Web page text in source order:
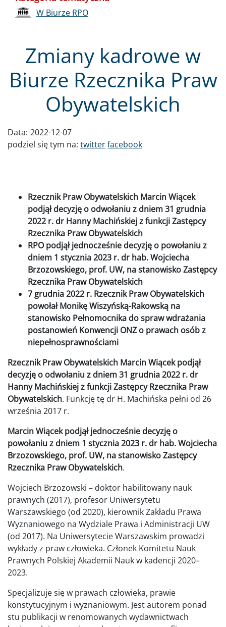
Zmiany kadrowe w
Biurze Rzecznika Praw
Obywatelskich
Data: 2022-12-07
podziel się tym na: twitterfacebook
Rzecznik Praw Obywatelskich Marcin Wiącek
podjął decyzję o odwołaniu z dniem 31 grudnia
2022 r. dr Hanny Machińskiej z funkcji Zastępcy
Rzecznika Praw Obywatelskich
RPO podjął jednocześnie decyzję o powołaniu z
dniem 1 stycznia 2023 r. dr hab. Wojciecha
Brzozowskiego, prof. UW, na stanowisko Zastępcy
Rzecznika Praw Obywatelskich
7 grudnia 2022 r. Rzecznik Praw Obywatelskich
powołał Monikę Wiszyńską-Rakowską na
stanowisko Pełnomocnika do spraw wdrażania
postanowień Konwencji ONZ o prawach osób z
niepełnosprawnościami
Rzecznik Praw Obywatelskich Marcin Wiącek podjął
decyzję o odwołaniu z dniem 31 grudnia 2022 r. dr
Hanny Machińskiej z funkcji Zastępcy Rzecznika Praw
Obywatelskich. Funkcję tę dr H. Machińska pełni od 26
września 2017 r.
Marcin Wiącek podjął jednocześnie decyzję o
powołaniu z dniem 1 stycznia 2023 r. dr hab. Wojciecha
Brzozowskiego, prof. UW, na stanowisko Zastępcy
Rzecznika Praw Obywatelskich.
Wojciech Brzozowski – doktor habilitowany nauk
prawnych (2017), profesor Uniwersytetu
Warszawskiego (od 2020), kierownik Zakładu Prawa
Wyznaniowego na Wydziale Prawa i Administracji UW
(od 2017). Na Uniwersytecie Warszawskim prowadzi
wykłady z praw człowieka. Członek Komitetu Nauk
Prawnych Polskiej Akademii Nauk w kadencji 2020–
2023.
Specjalizuje się w prawach człowieka, prawie
konstytucyjnym i wyznaniowym. Jest autorem ponad
stu publikacji w renomowanych wydawnictwach
W Biurze RPO